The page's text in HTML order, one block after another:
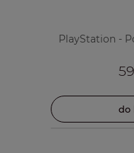
PlayStation -
do